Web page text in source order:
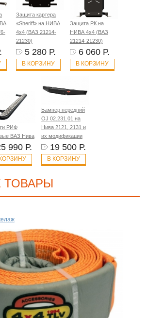
Защита картера
«Sheriff» на НИВА
4x4 (ВАЗ 21214-
21230)
5 280 Р.
В КОРЗИНУ
Защита РК на
НИВА 4x4 (ВАЗ
21214-21230)
6 060 Р.
В КОРЗИНУ
РИФ
ВАЗ Нива
990 Р.
Бампер передний
OJ 02.231.01 на
Нива 2121, 2131 и
их модификации
19 500 Р.
В КОРЗИНУ
ТОВАРЫ